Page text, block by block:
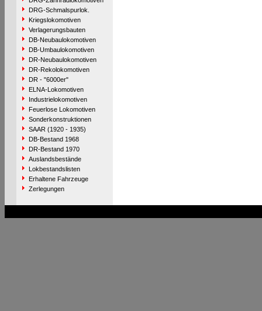
DRG-Schmalspurlok.
Kriegslokomotiven
Verlagerungsbauten
DB-Neubaulokomotiven
DB-Umbaulokomotiven
DR-Neubaulokomotiven
DR-Rekolokomotiven
DR - "6000er"
ELNA-Lokomotiven
Industrielokomotiven
Feuerlose Lokomotiven
Sonderkonstruktionen
SAAR (1920 - 1935)
DB-Bestand 1968
DR-Bestand 1970
Auslandsbestände
Lokbestandslisten
Erhaltene Fahrzeuge
Zerlegungen